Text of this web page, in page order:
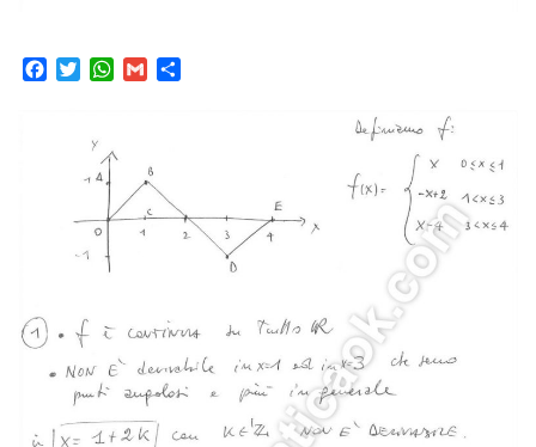
FacebookTwitterWhatsApp
Gmail